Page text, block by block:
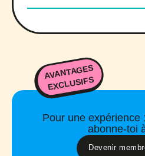
AVANTAGES
EXCLUSIFS
Pour une expérience
abonne-toi
Devenir